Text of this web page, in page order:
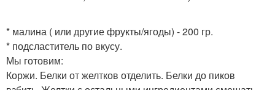
* малина ( или другие фрукты/ягоды) - 200 гр.
* подсластитель по вкусу.
Мы готовим:
Коржи. Белки от желтков отделить. Белки до пиков